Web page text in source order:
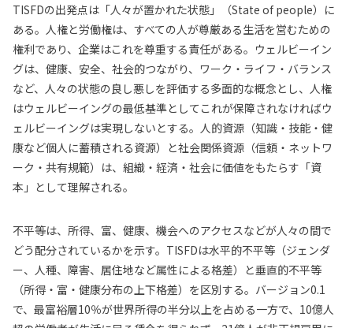
TISFDの出発点は「人々が置かれた状態」（State of people）に
ある。人権と労働権は、すべての人が尊厳ある生活を営むための
権利であり、企業はこれを尊重する責任がある。ウェルビーイン
グは、健康、安全、 社会的つながり、 ワーク・ライフ・バランス
など、人々の状態の良し悪しを評価する多面的な概念とし、人権
はウェルビーイングの最低基準としてこれが保障されなければウ
ェルビーイングは実現しないとする。人的資源（知識・技能・健
康など個人に蓄積される資源）と社会関係資源（信頼・ネットワ
ーク・共有規範）は、組織・経済・社会に価値をもたらす「資
本」として理解される。
不平等は、所得、富、健康、機会へのアクセスなどが人々の間で
どう配分されているかを示す。TISFDは水平的不平等（ジェンダ
ー、人種、障害、居住地など属性による格差）と垂直的不平等
（所得・富・健康分布の上下格差）を区別する。バージョン0.1
で、最富裕層10％が世界所得の半分以上を占める一方で、10億人